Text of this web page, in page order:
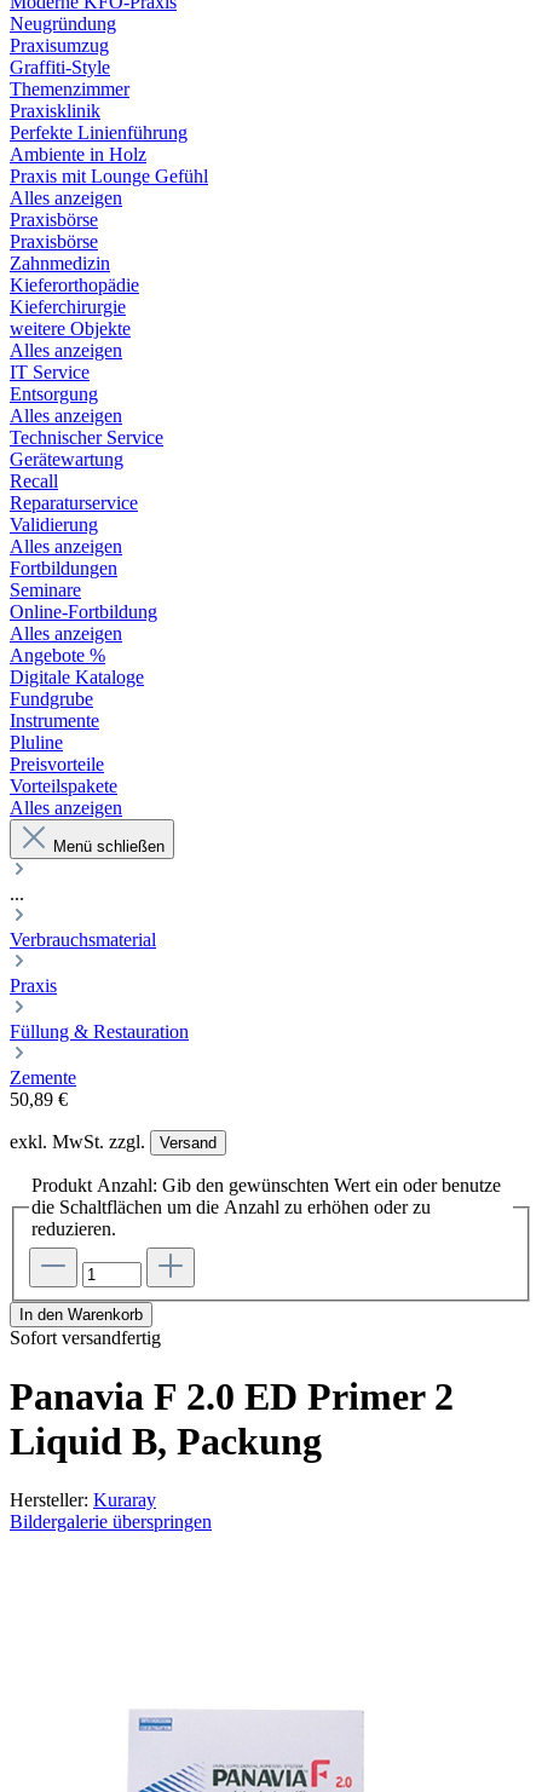
Neugründung
Praxisumzug
Graffiti-Style
Themenzimmer
Praxisklinik
Perfekte Linienführung
Ambiente in Holz
Praxis mit Lounge Gefühl
Alles anzeigen
Praxisbörse
Praxisbörse
Zahnmedizin
Kieferorthopädie
Kieferchirurgie
weitere Objekte
Alles anzeigen
IT Service
Entsorgung
Alles anzeigen
Technischer Service
Gerätewartung
Recall
Reparaturservice
Validierung
Alles anzeigen
Fortbildungen
Seminare
Online-Fortbildung
Alles anzeigen
Angebote %
Digitale Kataloge
Fundgrube
Instrumente
Pluline
Preisvorteile
Vorteilspakete
Alles anzeigen
Menü schließen
...
Verbrauchsmaterial
Praxis
Füllung & Restauration
Zemente
50,89 €
exkl. MwSt. zzgl. Versand
Produkt Anzahl: Gib den gewünschten Wert ein oder benutze
die Schaltflächen um die Anzahl zu erhöhen oder zu
reduzieren.
In den Warenkorb
Sofort versandfertig
Panavia F 2.0 ED Primer 2
Liquid B, Packung
Hersteller: Kuraray
Bildergalerie überspringen